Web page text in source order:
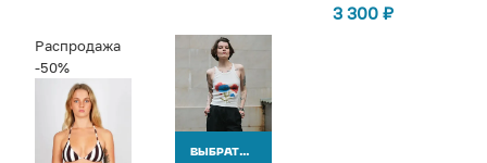
3 300₽
Распродажа
-50%
ВЫБРАТЬ ВАРИАНТЫ